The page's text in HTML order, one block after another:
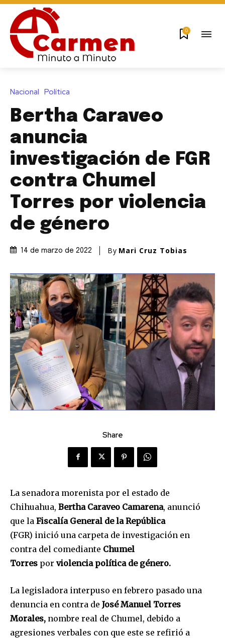
0
Nacional Política
Bertha Caraveo
anuncia
investigación de FGR
contra Chumel
Torres por violencia
de género
14 de marzo de 2022 By Mari Cruz Tobias
Share
La senadora morenista por el estado de
Chihuahua, Bertha Caraveo Camarena, anunció
que la Fiscalía General de la República
(FGR) inició una carpeta de investigación en
contra del comediante Chumel
Torres por violencia política de género.
La legisladora interpuso en febrero pasado una
denuncia en contra de José Manuel Torres
Morales, nombre real de Chumel, debido a
agresiones verbales con que este se refirió a